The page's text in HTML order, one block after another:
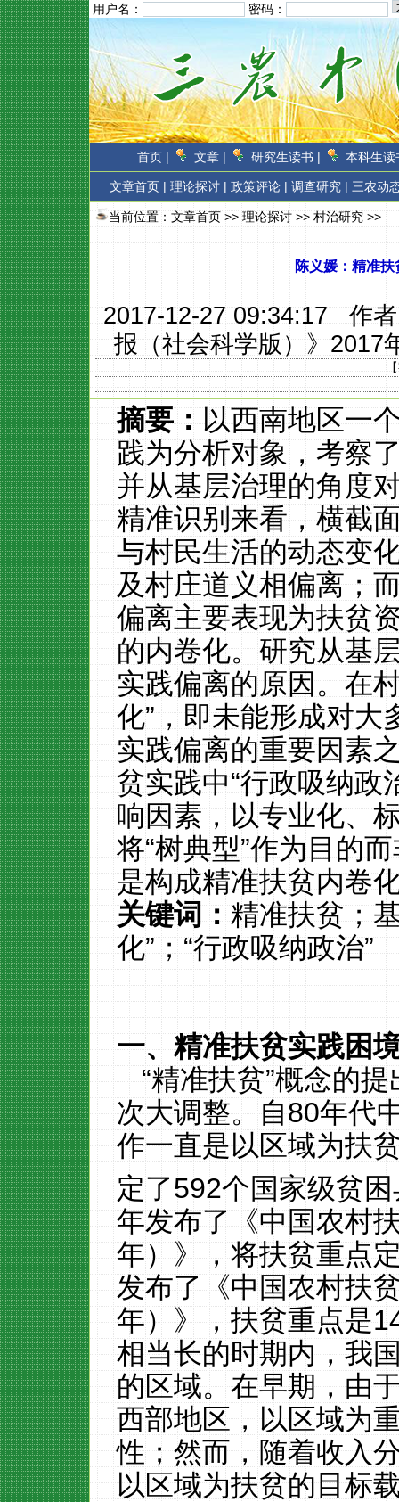
用户名： 密码：
首页 | 文章 | 研究生读书 | 本科生读
文章首页 | 理论探讨 | 政策评论 | 调查研究 | 三农动
当前位置： 文章首页 >>理论探讨 >> 村治研究 >>
陈义媛：精准
2017-12-27 09:34:17 作
报（社会科学版）》2017
摘要：以西南地区一
践为分析对象，考察
并从基层治理的角度
精准识别来看，横截
与村民生活的动态变
及村庄道义相偏离；
偏离主要表现为扶贫
的内卷化。研究从基
实践偏离的原因。在
化”，即未能形成对大
实践偏离的重要因素
贫实践中“行政吸纳政
响因素，以专业化、
将“树典型”作为目的
是构成精准扶贫内卷
关键词：精准扶贫；
化”；“行政吸纳政治”
一、精准扶贫实践困
“精准扶贫”概念的
次大调整。自80年代
作一直是以区域为扶
定了592个国家级贫困
年发布了《中国农村
年）》，将扶贫重点
发布了《中国农村扶
年）》，扶贫重点是
相当长的时期内，我
的区域。在早期，由
西部地区，以区域为
性；然而，随着收入
以区域为扶贫的目标